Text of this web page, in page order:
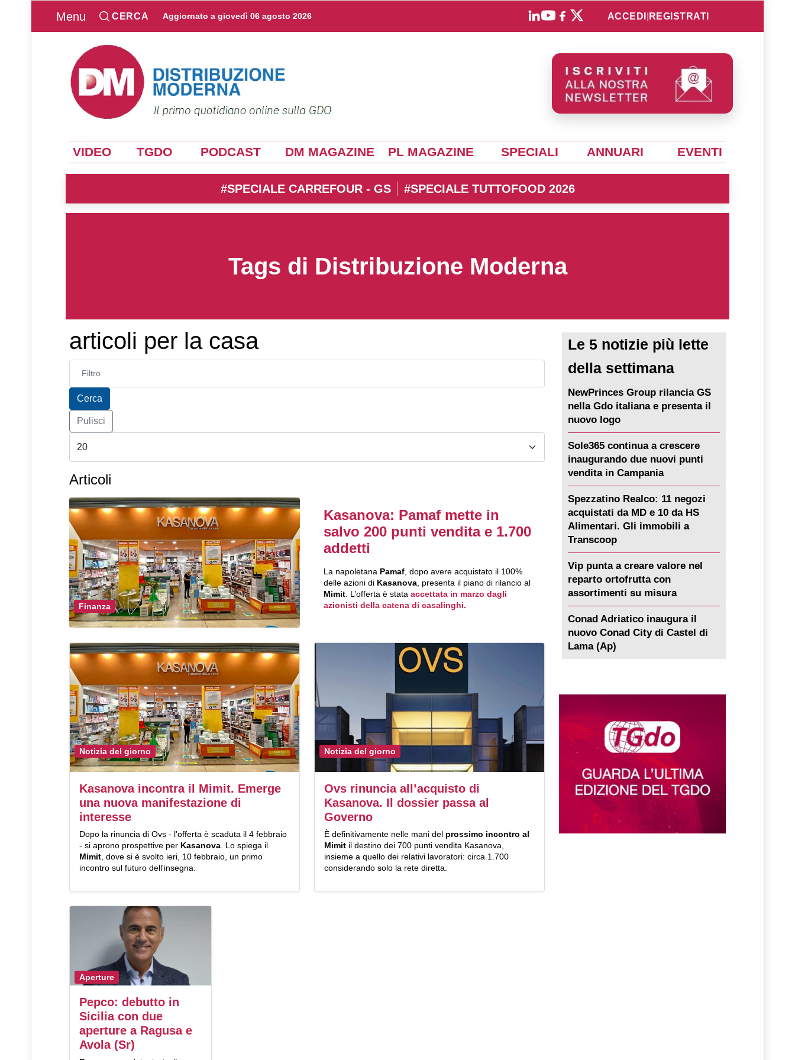
Menu CERCA Aggiornato a giovedì 06 agosto 2026 ACCEDI REGISTRATI
VIDEO TGDO PODCAST DM MAGAZINE PL MAGAZINE SPECIALI ANNUARI EVENTI
#SPECIALE CARREFOUR - GS #SPECIALE TUTTOFOOD 2026
Tags di Distribuzione Moderna
articoli per la casa
Inserisci parte del titolo
Cerca
Pulisci
Articoli
Finanza
Kasanova: Pamaf mette in
salvo 200 punti vendita e 1.700
addetti
La napoletanaPamaf, dopo avere acquistato il 100%
delle azioni di Kasanova, presenta il piano di rilancio al
Mimit. L’offerta è stata accettata in marzo dagli
azionisti della catena di casalinghi.
Notizia del giorno
Kasanova incontra il Mimit. Emerge
una nuova manifestazione di
interesse
Dopo la rinuncia di Ovs - l'offerta è scaduta il 4 febbraio
- si aprono prospettive per Kasanova. Lo spiega il
Mimit, dove si è svolto ieri, 10 febbraio, un primo
incontro sul futuro dell'insegna.
Notizia del giorno
Ovs rinuncia all’acquisto di
Kasanova. Il dossier passa al
Governo
È definitivamente nelle mani del prossimo incontro al
Mimitil destino dei 700 punti vendita Kasanova,
insieme a quello dei relativi lavoratori: circa 1.700
considerando solo la rete diretta.
Aperture
Pepco: debutto in
Sicilia con due
aperture a Ragusa e
Avola (Sr)
Le 5 notizie più lette
della settimana
NewPrinces Group rilancia GS
nella Gdo italiana e presenta il
nuovo logo
Sole365 continua a crescere
inaugurando due nuovi punti
vendita in Campania
Spezzatino Realco: 11 negozi
acquistati da MD e 10 da HS
Alimentari. Gli immobili a
Transcoop
Vip punta a creare valore nel
reparto ortofrutta con
assortimenti su misura
Conad Adriatico inaugura il
nuovo Conad City di Castel di
Lama (Ap)